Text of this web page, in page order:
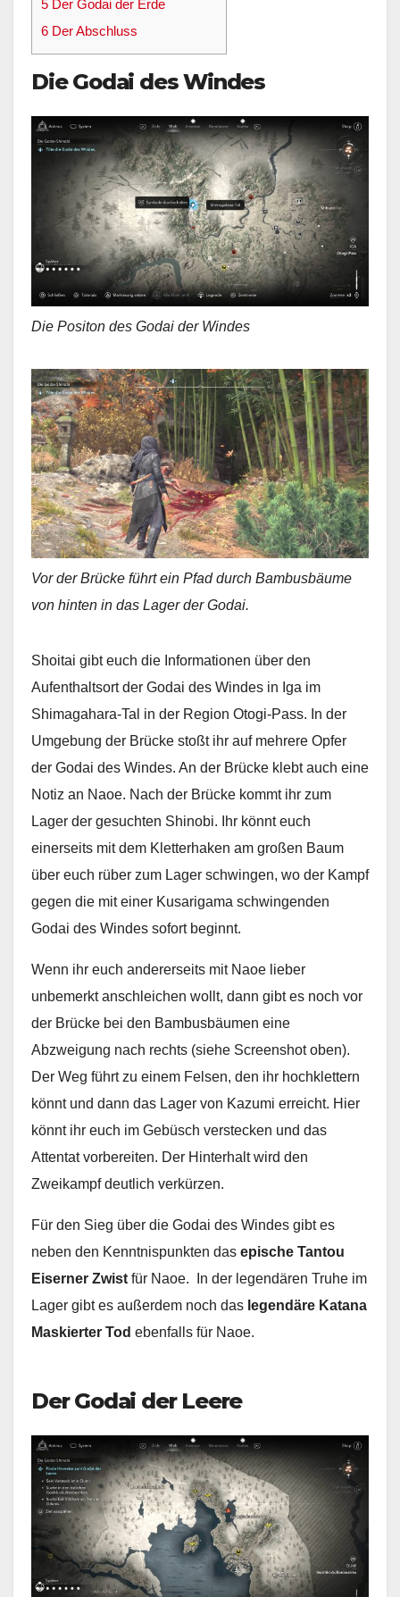
5 Der Godai der Erde
6 Der Abschluss
Die Godai des Windes
Die Positon des Godai der Windes
Vor der Brücke führt ein Pfad durch Bambusbäume
von hinten in das Lager der Godai.
Shoitai gibt euch die Informationen über den
Aufenthaltsort der Godai des Windes in Iga im
Shimagahara-Tal in der Region Otogi-Pass. In der
Umgebung der Brücke stoßt ihr auf mehrere Opfer
der Godai des Windes. An der Brücke klebt auch eine
Notiz an Naoe. Nach der Brücke kommt ihr zum
Lager der gesuchten Shinobi. Ihr könnt euch
einerseits mit dem Kletterhaken am großen Baum
über euch rüber zum Lager schwingen, wo der Kampf
gegen die mit einer Kusarigama schwingenden
Godai des Windes sofort beginnt.
Wenn ihr euch andererseits mit Naoe lieber
unbemerkt anschleichen wollt, dann gibt es noch vor
der Brücke bei den Bambusbäumen eine
Abzweigung nach rechts (siehe Screenshot oben).
Der Weg führt zu einem Felsen, den ihr hochklettern
könnt und dann das Lager von Kazumi erreicht. Hier
könnt ihr euch im Gebüsch verstecken und das
Attentat vorbereiten. Der Hinterhalt wird den
Zweikampf deutlich verkürzen.
Für den Sieg über die Godai des Windes gibt es
neben den Kenntnispunkten das epische Tantou
Eiserner Zwistfür Naoe. In der legendären Truhe im
Lager gibt es außerdem noch das legendäre Katana
Maskierter Tod ebenfalls für Naoe.
Der Godai der Leere